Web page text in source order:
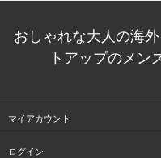
おしゃれな大人の海
トアップのメン
マイアカウント
ログイン